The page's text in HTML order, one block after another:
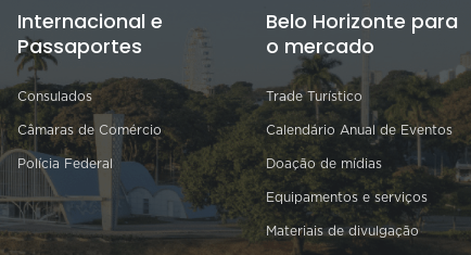
Internacional e
Passaportes
Consulados
Câmaras de Comércio
Polícia Federal
Belo Horizonte para
o mercado
Trade Turístico
Calendário Anual de Eventos
Doação de mídias
Equipamentos e serviços
Materiais de divulgação